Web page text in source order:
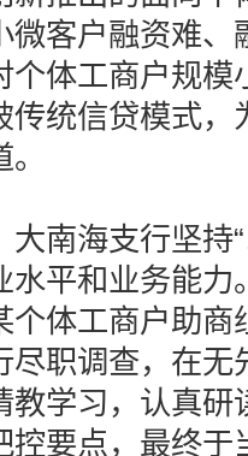
微客户融资难、
个体工商户规模
传统信贷模式，
南海支行坚持
水平和业务能力
个体工商户助商
尽职调查，在无
教学习，认真研
控要点，最终于